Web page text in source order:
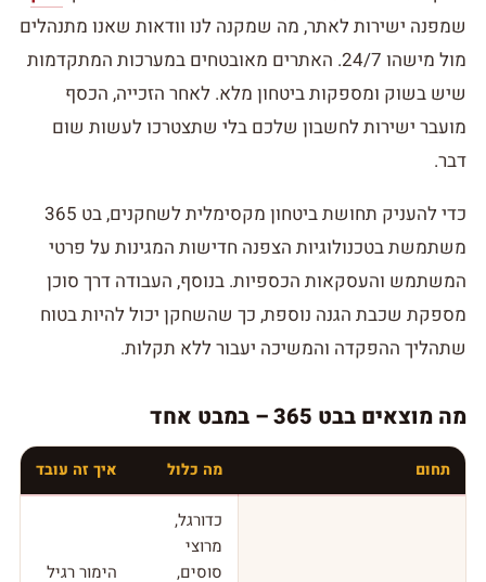
שמפנה ישירות לאתר, מה שמקנה לנו וודאות שאנו מתנהלים
מול מישהו 24/7. האתרים מאובטחים במערכות המתקדמות
שיש בשוק ומספקות ביטחון מלא. לאחר הזכייה, הכסף
מועבר ישירות לחשבון שלכם בלי שתצטרכו לעשות שום
דבר.
כדי להעניק תחושת ביטחון מקסימלית לשחקנים, בט 365
משתמשת בטכנולוגיות הצפנה חדישות המגינות על פרטי
המשתמש והעסקאות הכספיות. בנוסף, העבודה דרך סוכן
מספקת שכבת הגנה נוספת, כך שהשחקן יכול להיות בטוח
שתהליך ההפקדה והמשיכה יעבור ללא תקלות.
מה מוצאים בבט 365 – במבט אחד
תחום מה כלול איך זה עובד
כדורגל,
מרוצי
סוסים,
הימור רגיל